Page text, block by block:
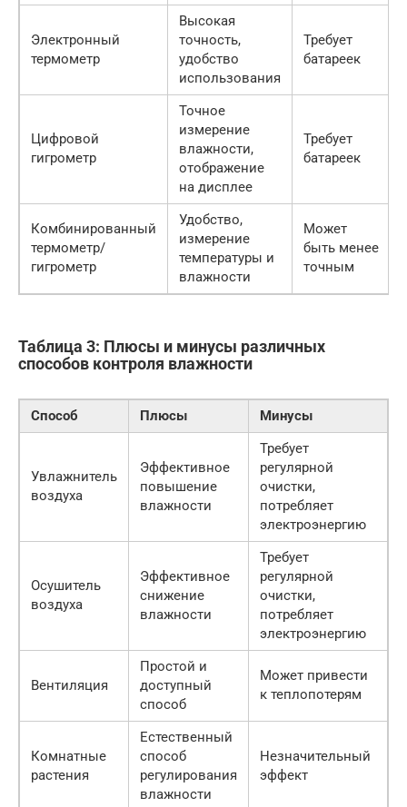
Электронный
термометр
Высокая
точность,
удобство
использования
Требует
батареек
Цифровой
гигрометр
Точное
измерение
влажности,
отображение
на дисплее
Требует
батареек
Комбинированный
термометр/
гигрометр
Удобство,
измерение
температуры и
влажности
Может
быть менее
точным
Таблица 3: Плюсы и минусы различных
способов контроля влажности
Способ Плюсы Минусы
Увлажнитель
воздуха
Эффективное
повышение
влажности
Требует
регулярной
очистки,
потребляет
электроэнергию
Осушитель
воздуха
Эффективное
снижение
влажности
Требует
регулярной
очистки,
потребляет
электроэнергию
Вентиляция
Простой и
доступный
способ
Может привести
к теплопотерям
Комнатные
растения
Естественный
способ
регулирования
влажности
Незначительный
эффект